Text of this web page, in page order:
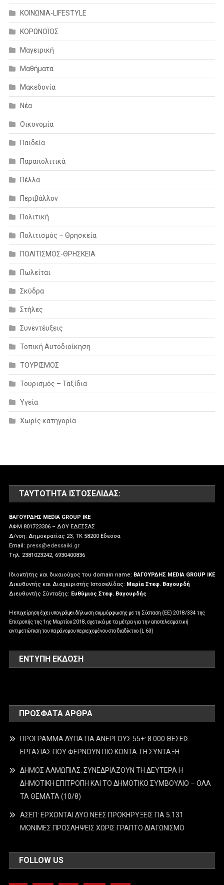
ΚΟΙΝΩΝΙΑ-LIFESTYLE
ΚΟΡΩΝΟΪΟΣ
Μαγειρική
Μαθήματα
Μακεδονία
Νέα
Οικονομία
Παιδεία
Παραπολιτικά
Πέλλα
Περιβάλλον
Πολιτική
Πολιτισμός – Θρησκεία
ΠΟΛΙΤΙΣΜΟΣ-ΘΡΗΣΚΕΙΑ
Πωλείται
Σκύδρα
Στήλες
Συνεντέυξεις
Τοπική Αυτοδιοίκηση
ΤΟΥΡΙΣΜΟΣ
Τουρισμός – Ταξίδια
Υγεία
Χωρίς κατηγορία
ΤΑΥΤΌΤΗΤΑ ΙΣΤΟΣΕΛΊΔΑΣ:
ΒΑΓΟΥΡΔΗΣ MEDIA GROUP IKE
ΑΦΜ 801723306 – ΔΟΥ ΕΔΕΣΣΑΣ
Δ/νση: Δημοκρατίας 23, ΤΚ 58200 Εδεσσα
Email: press@edessaiki.gr
Tηλ. 2381023242, 6930400836
Ιδιοκτήτης και δικαιούχος του domain name: ΒΑΓΟΥΡΔΗΣ MEDIA GROUP IKE
Διευθυντής και Διαχειριστής Ιστοσελίδας: Μαρία Στεφ. Βαγουρδή
Διευθυντής Σύνταξης: Ευθύμιος Στεφ. Βαγουρδής
Η επιχείρηση έχει υπογράψει δήλωση συμμόρφωσης με τη Σύσταση (ΕΕ) 2018/334 της
Επιτροπής της 1ης Μαρτίου 2018, σχετικά με τα μέτρα για την αποτελεσματική
αντιμετώπιση του παράνομου περιεχομένου στο διαδίκτυο (L 63)
ΕΝΤΥΠΗ ΕΚΔΟΣΗ
ΠΡΌΣΦΑΤΑ ΆΡΘΡΑ
ΠΡΟΓΡΑΜΜΑ ΔΥΠΑ ΓΙΑ ΑΝΕΡΓΟΥΣ 55+: 8.000 ΘΕΣΕΙΣ
ΕΡΓΑΣΙΑΣ ΠΟΥ ΦΕΡΝΟΥΝ ΠΙΟ ΚΟΝΤΑ ΤΗ ΣΥΝΤΑΞΗ
ΔΗΜΟΣ ΑΛΜΩΠΙΑΣ: ΣΥΝΕΔΡΙΑΖΟΥΝ ΤΗ ΔΕΥΤΕΡΑ H
ΔΗΜΟΤΙΚΗ ΕΠΙΤΡΟΠΗ ΚΑΙ ΤΟ ΔΗΜΟΤΙΚΟ ΣΥΜΒΟΥΛΙΟ – ΟΛΑ
ΤΑ ΘΕΜΑΤΑ (10/8)
ΑΣΕΠ: ΕΡΧΟΝΤΑΙ ΔΥΟ ΝΕΕΣ ΠΡΟΚΗΡΥΞΕΙΣ ΓΙΑ 5.131
ΜΟΝΙΜΕΣ ΠΡΟΣΛΗΨΕΙΣ ΧΩΡΙΣ ΓΡΑΠΤΟ ΔΙΑΓΩΝΙΣΜΟ
FOLLOW US